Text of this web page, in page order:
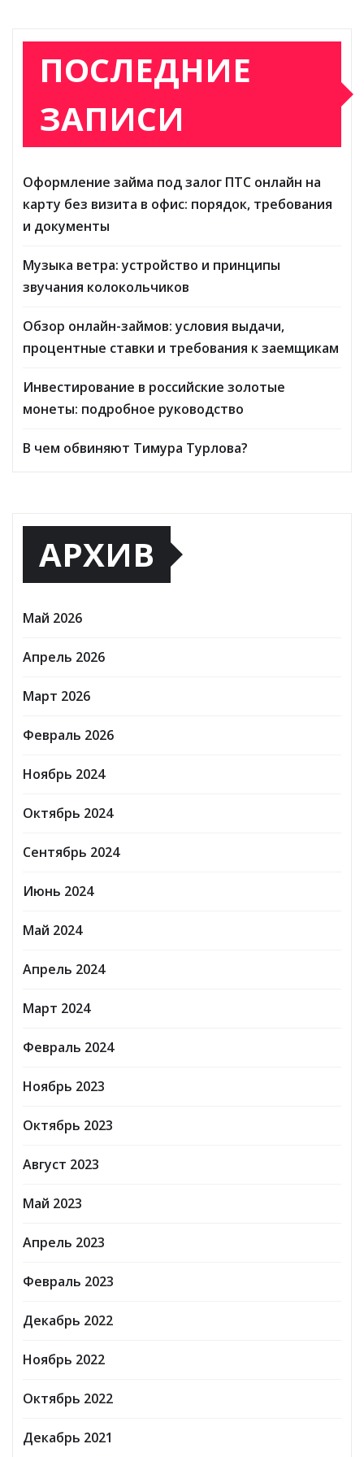
ПОСЛЕДНИЕ
ЗАПИСИ
Оформление займа под залог ПТС онлайн на
карту без визита в офис: порядок, требования
и документы
Музыка ветра: устройство и принципы
звучания колокольчиков
Обзор онлайн-займов: условия выдачи,
процентные ставки и требования к заемщикам
Инвестирование в российские золотые
монеты: подробное руководство
В чем обвиняют Тимура Турлова?
АРХИВ
Май 2026
Апрель 2026
Март 2026
Февраль 2026
Ноябрь 2024
Октябрь 2024
Сентябрь 2024
Июнь 2024
Май 2024
Апрель 2024
Март 2024
Февраль 2024
Ноябрь 2023
Октябрь 2023
Август 2023
Май 2023
Апрель 2023
Февраль 2023
Декабрь 2022
Ноябрь 2022
Октябрь 2022
Декабрь 2021